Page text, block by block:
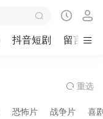
抖音短剧 留言
重选
恐怖片 战争片 喜